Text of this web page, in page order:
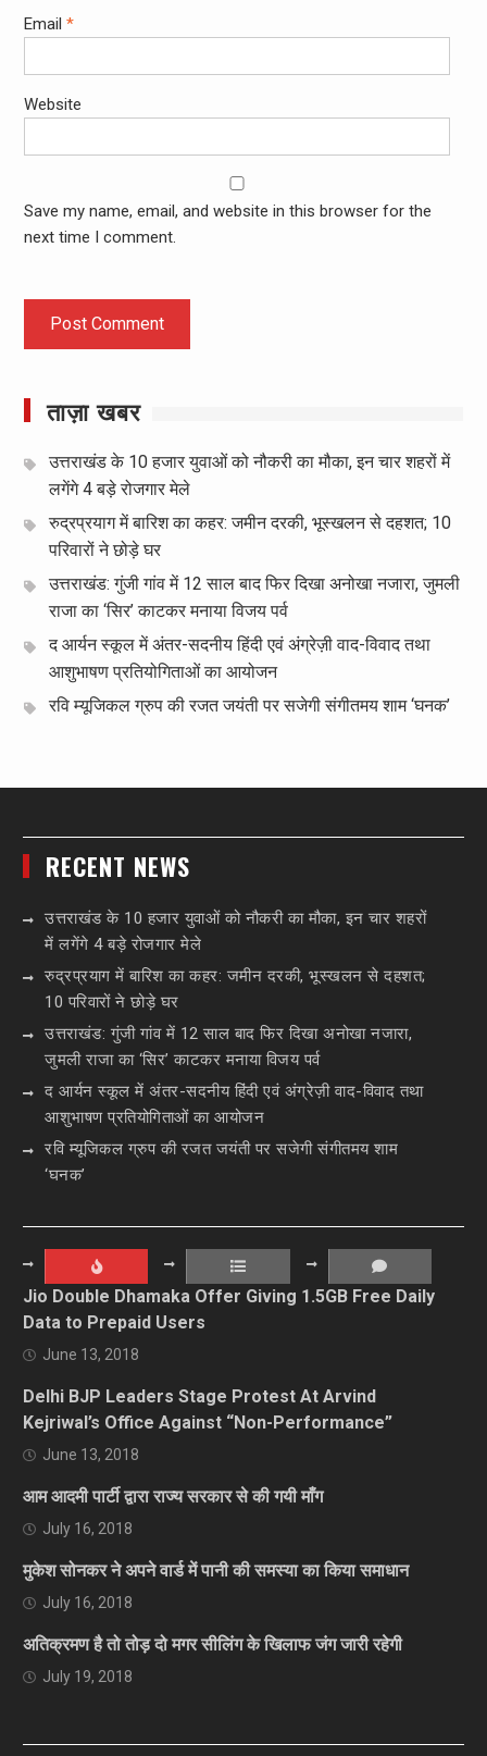
Email *
Website
Save my name, email, and website in this browser for the
next time I comment.
ताज़ा खबर
उत्तराखंड के 10 हजार युवाओं को नौकरी का मौका, इन चार शहरों में
लगेंगे 4 बड़े रोजगार मेले
रुद्रप्रयाग में बारिश का कहर: जमीन दरकी, भूस्खलन से दहशत; 10
परिवारों ने छोड़े घर
उत्तराखंड: गुंजी गांव में 12 साल बाद फिर दिखा अनोखा नजारा, जुमली
राजा का ‘सिर’ काटकर मनाया विजय पर्व
द आर्यन स्कूल में अंतर-सदनीय हिंदी एवं अंग्रेज़ी वाद-विवाद तथा
आशुभाषण प्रतियोगिताओं का आयोजन
रवि म्यूजिकल ग्रुप की रजत जयंती पर सजेगी संगीतमय शाम ‘घनक’
RECENT NEWS
उत्तराखंड के 10 हजार युवाओं को नौकरी का मौका, इन चार शहरों
में लगेंगे 4 बड़े रोजगार मेले
रुद्रप्रयाग में बारिश का कहर: जमीन दरकी, भूस्खलन से दहशत;
10 परिवारों ने छोड़े घर
उत्तराखंड: गुंजी गांव में 12 साल बाद फिर दिखा अनोखा नजारा,
जुमली राजा का ‘सिर’ काटकर मनाया विजय पर्व
द आर्यन स्कूल में अंतर-सदनीय हिंदी एवं अंग्रेज़ी वाद-विवाद तथा
आशुभाषण प्रतियोगिताओं का आयोजन
रवि म्यूजिकल ग्रुप की रजत जयंती पर सजेगी संगीतमय शाम
‘घनक’
Jio Double Dhamaka Offer Giving 1.5GB Free Daily
Data to Prepaid Users
June 13, 2018
Delhi BJP Leaders Stage Protest At Arvind
Kejriwal’s Office Against “Non-Performance”
June 13, 2018
आम आदमी पार्टी द्वारा राज्य सरकार से की गयी माँग
July 16, 2018
मुकेश सोनकर ने अपने वार्ड में पानी की समस्या का किया समाधान
July 16, 2018
अतिक्रमण है तो तोड़ दो मगर सीलिंग के खिलाफ जंग जारी रहेगी
July 19, 2018